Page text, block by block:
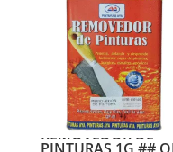
REMOVEDOR DE